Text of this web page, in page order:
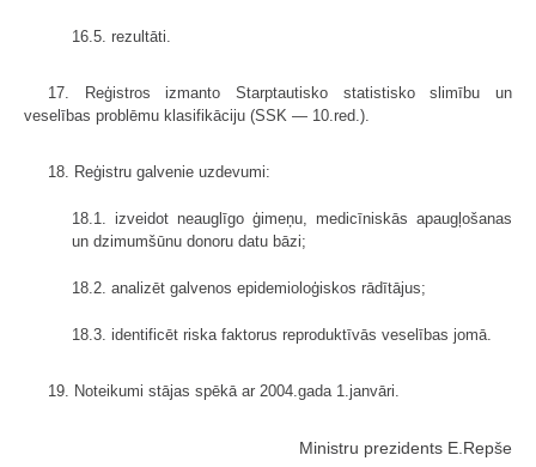
16.5. rezultāti.
17. Reģistros izmanto Starptautisko statistisko slimību un
veselības problēmu klasifikāciju (SSK — 10.red.).
18. Reģistru galvenie uzdevumi:
18.1. izveidot neauglīgo ģimeņu, medicīniskās apaugļošanas
un dzimumšūnu donoru datu bāzi;
18.2. analizēt galvenos epidemioloģiskos rādītājus;
18.3. identificēt riska faktorus reproduktīvās veselības jomā.
19. Noteikumi stājas spēkā ar 2004.gada 1.janvāri.
Ministru prezidents E.Repše